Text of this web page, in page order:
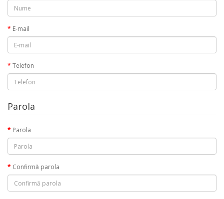
E-mail
Telefon
Parola
Parola
Confirmă parola